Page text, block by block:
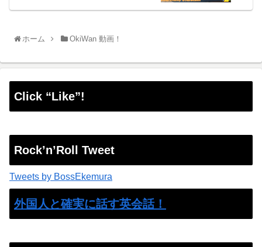
ホーム OkiWan 動画！
Click “Like”!
Rock’n’Roll Tweet
Tweets by BossEkemura
外国人と確実に話す英会話！